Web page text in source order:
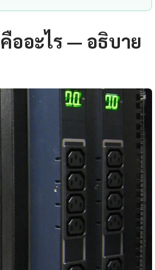
ออะไร — อธิบาย